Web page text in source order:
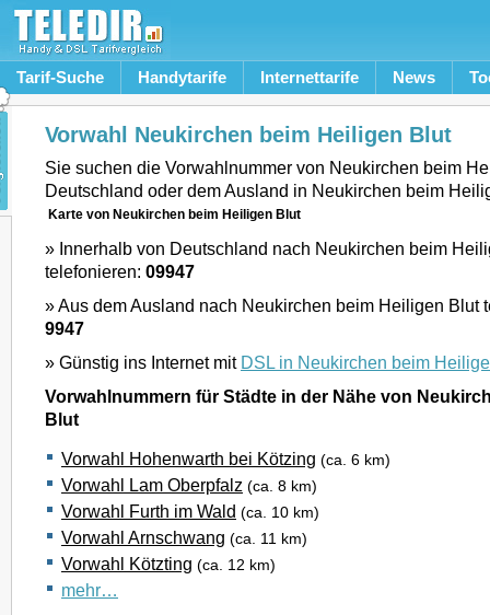
Tarif-Suche Handytarife Internettarife News
Vorwahl Neukirchen beim Heiligen Blut
Sie suchen die Vorwahlnummer von Neukirchen beim
Deutschland oder dem Ausland in Neukirchen beim
Karte von Neukirchen beim Heiligen Blut
» Innerhalb von Deutschland nach Neukirchen beim
telefonieren: 09947
» Aus dem Ausland nach Neukirchen beim Heiligen Blut
9947
» Günstig ins Internet mit DSL in Neukirchen beim
Vorwahlnummern für Städte in der Nähe von
Blut
Vorwahl Hohenwarth bei Kötzing (ca. 6 km)
Vorwahl Lam Oberpfalz (ca. 8 km)
Vorwahl Furth im Wald (ca. 10 km)
Vorwahl Arnschwang (ca. 11 km)
Vorwahl Kötzting (ca. 12 km)
mehr…